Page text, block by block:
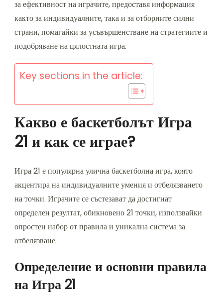
за ефективност на играчите, предоставя информация
както за индивидуалните, така и за отборните силни
страни, помагайки за усъвършенстване на стратегиите и
подобряване на цялостната игра.
Key sections in the article:
Какво е баскетболът Игра
21 и как се играе?
Игра 21 е популярна улична баскетболна игра, която
акцентира на индивидуалните умения и отбелязването
на точки. Играчите се състезават да достигнат
определен резултат, обикновено 21 точки, използвайки
опростен набор от правила и уникална система за
отбелязване.
Определение и основни правила
на Игра 21